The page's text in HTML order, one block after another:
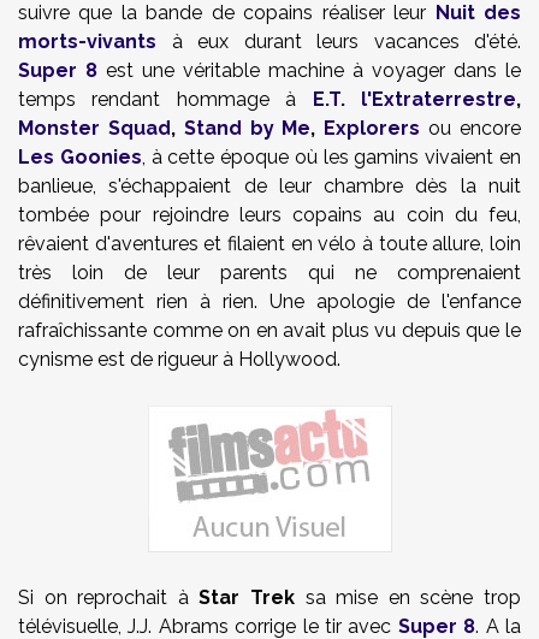
suivre que la bande de copains réaliser leur Nuit des
morts-vivants
à eux durant leurs vacances d'été.
Super 8 est une véritable machine à voyager dans le
temps rendant hommage à E.T. l'Extraterrestre,
Monster Squad, Stand by Me, Explorers ou encore
Les Goonies, à cette époque où les gamins vivaient en
banlieue, s'échappaient de leur chambre dès la nuit
tombée pour rejoindre leurs copains au coin du feu,
rêvaient d'aventures et filaient en vélo à toute allure, loin
très loin de leur parents qui ne comprenaient
définitivement rien à rien. Une apologie de l'enfance
rafraîchissante comme on en avait plus vu depuis que le
cynisme est de rigueur à Hollywood.
Si on reprochait àStar Trek sa mise en scène trop
télévisuelle,J.J. Abrams corrige le tir avec Super 8. A la